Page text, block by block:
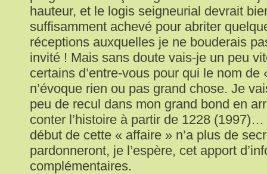
hauteur, et le logis seigneurial devrait
suffisamment achevé pour abriter
réceptions auxquelles je ne bouderais
invité ! Mais sans doute vais-je un peu
certains d’entre-vous pour qui le nom de
n’évoque rien ou pas grand chose. Je
peu de recul dans mon grand bond en
conter l’histoire à partir de 1228
début de cette « affaire » n’a plus de
pardonneront, je l’espère, cet apport
complémentaires.